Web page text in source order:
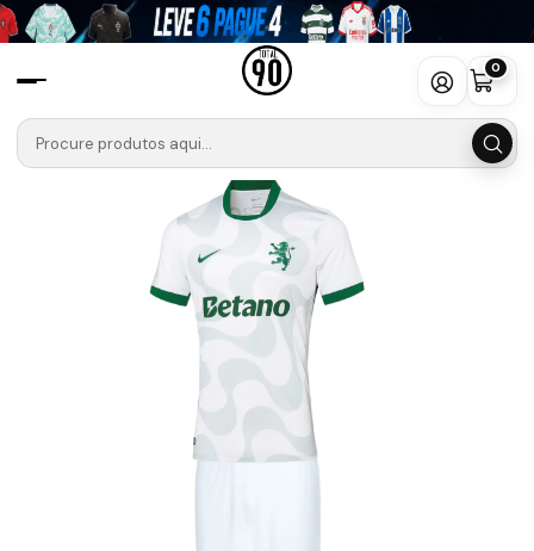
0
Início Camisolas Liga Portugal Betclic SPORTING 🦁🟢
Conjunto Sporting CP Alternativo Equipamento 2025-2026
Criança